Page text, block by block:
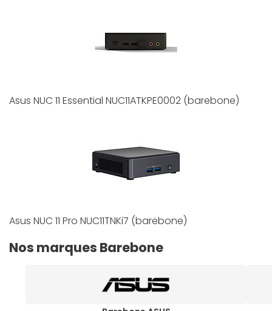
Asus NUC 11 Essential NUC11ATKPE0002 (barebone)
Asus NUC 11 Pro NUC11TNKi7 (barebone)
Nos marques Barebone